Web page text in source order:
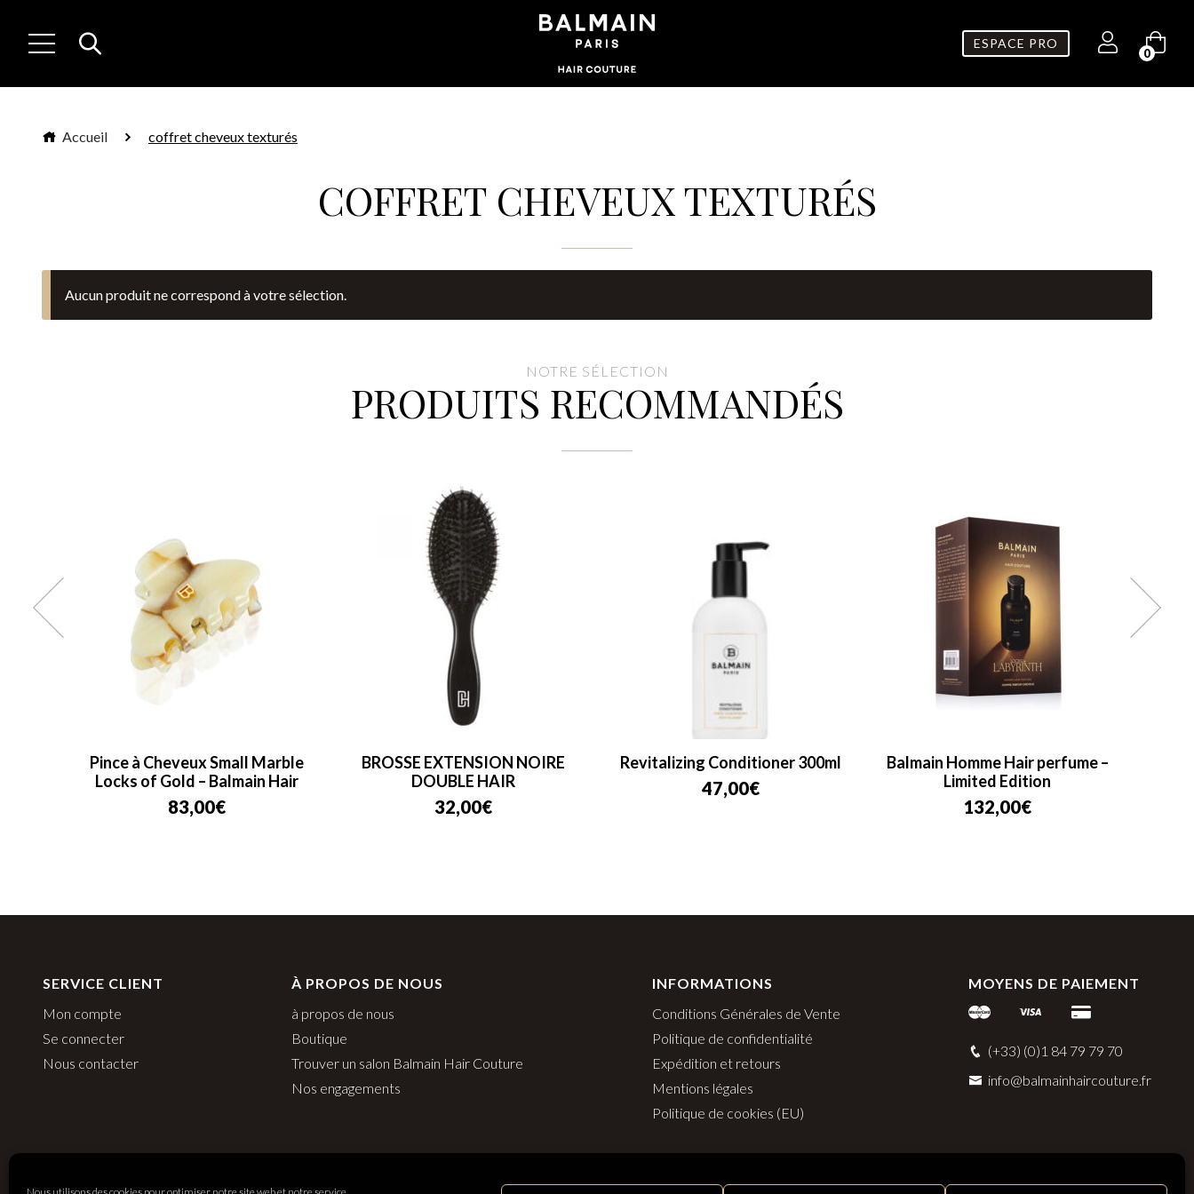
ESPACE PRO
0
Accueil coffret cheveux texturés
COFFRET CHEVEUX TEXTURÉS
Aucun produit ne correspond à votre sélection.
NOTRE SÉLECTION
PRODUITS RECOMMANDÉS
Pince à Cheveux Small Marble
Locks of Gold – Balmain Hair
83,00€
BROSSE EXTENSION NOIRE
DOUBLE HAIR
32,00€
Revitalizing Conditioner 300ml
47,00€
Balmain Homme Hair perfume –
Limited Edition
132,00€
SERVICE CLIENT
Mon compte
Se connecter
Nous contacter
À PROPOS DE NOUS
à propos de nous
Boutique
Trouver un salon Balmain Hair Couture
Nos engagements
INFORMATIONS
Conditions Générales de Vente
Politique de confidentialité
Expédition et retours
Mentions légales
Politique de cookies (EU)
MOYENS DE PAIEMENT
(+33) (0)1 84 79 79 70
info@balmainhaircouture.fr